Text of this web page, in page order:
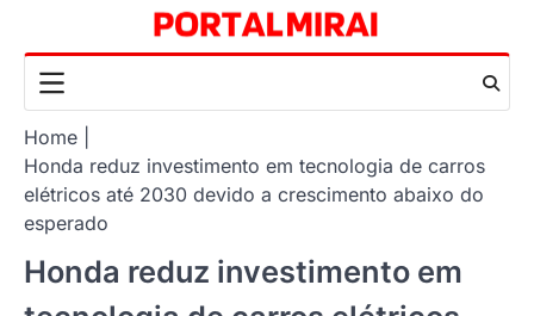
content
Home
Honda reduz investimento em tecnologia de carros
elétricos até 2030 devido a crescimento abaixo do
esperado
Honda reduz investimento em